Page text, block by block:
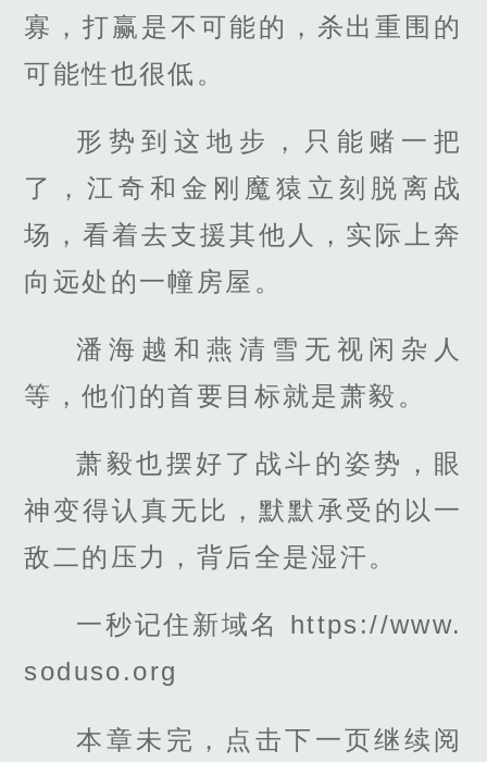
寡，打赢是不可能的，杀出重围的
可能性也很低。
形势到这地步，只能赌一把
了，江奇和金刚魔猿立刻脱离战
场，看着去支援其他人，实际上奔
向远处的一幢房屋。
潘海越和燕清雪无视闲杂人
等，他们的首要目标就是萧毅。
萧毅也摆好了战斗的姿势，眼
神变得认真无比，默默承受的以一
敌二的压力，背后全是湿汗。
一秒记住新域名 https://www.
soduso.org
本章未完，点击下一页继续阅